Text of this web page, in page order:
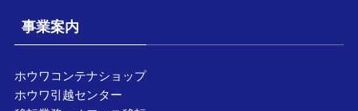
事業案内
ホウワコンテナショップ
ホウワ引越センター